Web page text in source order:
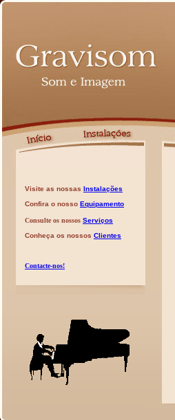
Visite as nossas Instalações
Confira o nosso Equipamento
Consulte os nossos Serviços
Conheça os nossos Clientes
Contacte-nos!